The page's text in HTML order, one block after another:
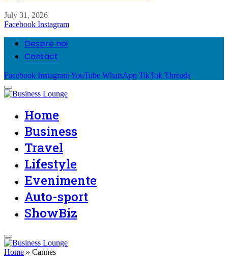
July 31, 2026
Facebook Instagram
Despre noi
Contact
Facebook InstagramYouTube WhatsApp TikTok Threads
Home
Business
Travel
Lifestyle
Evenimente
Auto-sport
ShowBiz
Home » Cannes